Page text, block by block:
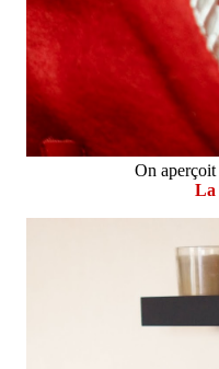
On aperçoit
La